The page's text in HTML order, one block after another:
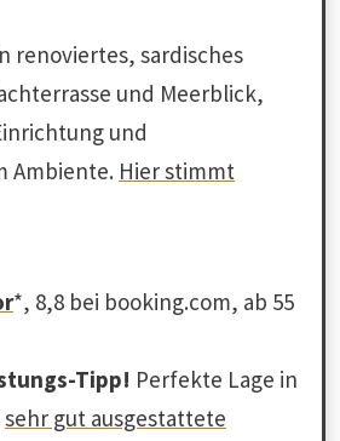
renoviertes, sardisches
und Meerblick,
und
Ambiente. Hier stimmt
*, 8,8 bei booking.com, ab 55
Tipp! Perfekte Lage in
sehr gut ausgestattete